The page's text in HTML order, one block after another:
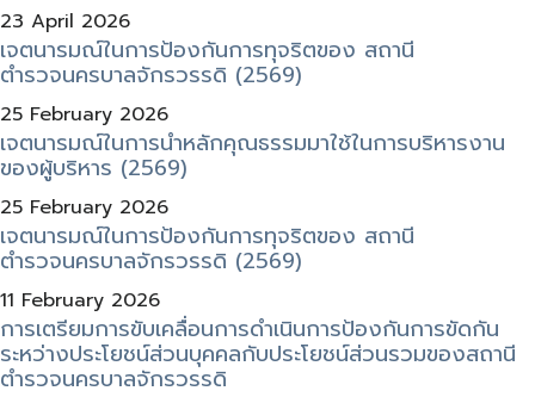
23 April 2026
เจตนารมณ์ในการป้องกันการทุจริตของ สถานี
ตำรวจนครบาลจักรวรรดิ (2569)
25 February 2026
เจตนารมณ์ในการนําหลักคุณธรรมมาใช้ในการบริหารงาน
ของผู้บริหาร (2569)
25 February 2026
เจตนารมณ์ในการป้องกันการทุจริตของ สถานี
ตำรวจนครบาลจักรวรรดิ (2569)
11 February 2026
การเตรียมการขับเคลื่อนการดำเนินการป้องกันการขัดกัน
ระหว่างประโยชน์ส่วนบุคคลกับประโยชน์ส่วนรวมของสถานี
ตำรวจนครบาลจักรวรรดิ